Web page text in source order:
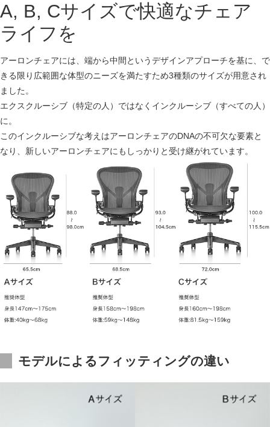
A, B, Cサイズで快適なチェア
ライフを
アーロンチェアには、端から中間というデザインアプローチを基に、で
きる限り広範囲な体型のニーズを満たすため3種類のサイズが用意され
ました。
エクスクルーシブ（特定の人）ではなくインクルーシブ（すべての人）
に。
このインクルーシブな考えはアーロンチェアのDNAの不可欠な要素と
なり、新しいアーロンチェアにもしっかりと受け継がれています。
モデルによるフィッティングの違い